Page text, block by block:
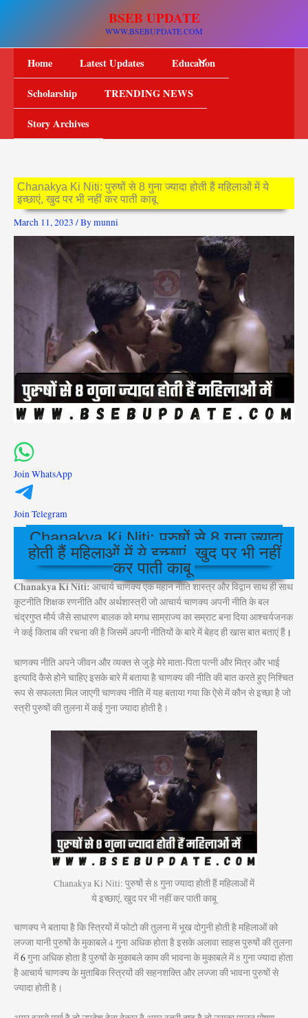
BSEB UPDATE
WWW.BSEBUPDATE.COM
Home Latest Updates Education
Scholarship TRENDING NEWS
Story Archives
Chanakya Ki Niti: पुरुषों से 8 गुना ज्यादा होती हैं महिलाओं में ये
इच्छाएं, खुद पर भी नहीं कर पाती काबू
March 11, 2023 / Bymunni
Join WhatsApp
Join Telegram
Chanakya Ki Niti: पुरुषों से 8 गुना ज्यादा
होती हैं महिलाओं में ये इच्छाएं, खुद पर भी नहीं
कर पाती काबू
Chanakya Ki Niti:आचार्य चाणक्य एक महान नीति शास्त्र और विद्वान साथ ही साथ
कूटनीति शिक्षक रणनीति और अर्थशास्त्री जो आचार्य चाणक्य अपनी नीति के बल
चंद्रगुप्त मौर्य जैसे साधारण बालक को मगध साम्राज्य का सम्राट बना दिया आश्चर्यजनक
ने कई किताब की रचना की है जिसमें अपनी नीतियों के बारे में बेहद ही खास बात बताएं हैं ।
चाणक्य नीति अपने जीवन और व्यक्त से जुड़े मेरे माता-पिता पत्नी और मित्र और भाई
इत्यादि कैसे होने चाहिए इसके बारे में बताया है चाणक्य की नीति की बात करते हुए निश्चित
रूप से सफलता मिल जाएगी चाणक्य नीति में यह बताया गया कि ऐसे में कौन से इच्छा है जो
स्त्री पुरुषों की तुलना में कई गुना ज्यादा होती है।
Chanakya Ki Niti: पुरुषों से 8 गुना ज्यादा होती हैं महिलाओं में
ये इच्छाएं, खुद पर भी नहीं कर पाती काबू
चाणक्य ने बताया है कि स्त्रियों में फोटो की तुलना में भूख दोगुनी होती है महिलाओं को
लज्जा यानी पुरुषों के मुकाबले 4 गुना अधिक होता है इसके अलावा साहस पुरुषों की तुलना
में6गुना अधिक होता है पुरुषों के मुकाबले काम की भावना के मुकाबले में 8 गुना ज्यादा होता
है आचार्य चाणक्य के मुताबिक स्त्रियों की सहनशक्ति और लज्जा की भावना पुरुषों से
ज्यादा होती है।